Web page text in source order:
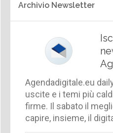
Archivio Newsletter
Agendadigitale.eu
uscite e i temi più
firme. Il sabato il
capire, insieme, il